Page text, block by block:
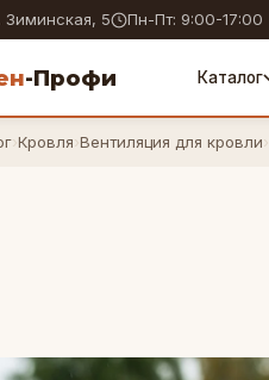
Зиминская, 5 Пн-Пт: 9:00-17:00
-Профи Каталог
›Кровля›Вентиляция для кровли›